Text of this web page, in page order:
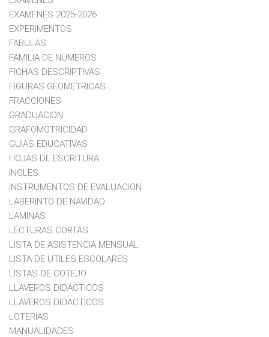
EXAMENES 2025-2026
EXPERIMENTOS
FABULAS
FAMILIA DE NUMEROS
FICHAS DESCRIPTIVAS
FIGURAS GEOMETRICAS
FRACCIONES
GRADUACION
GRAFOMOTRICIDAD
GUIAS EDUCATIVAS
HOJAS DE ESCRITURA
INGLES
INSTRUMENTOS DE EVALUACION
LABERINTO DE NAVIDAD
LAMINAS
LECTURAS CORTAS
LISTA DE ASISTENCIA MENSUAL
LISTA DE UTILES ESCOLARES
LISTAS DE COTEJO
LLAVEROS DIDÁCTICOS
LLAVEROS DIDACTICOS
LOTERIAS
MANUALIDADES